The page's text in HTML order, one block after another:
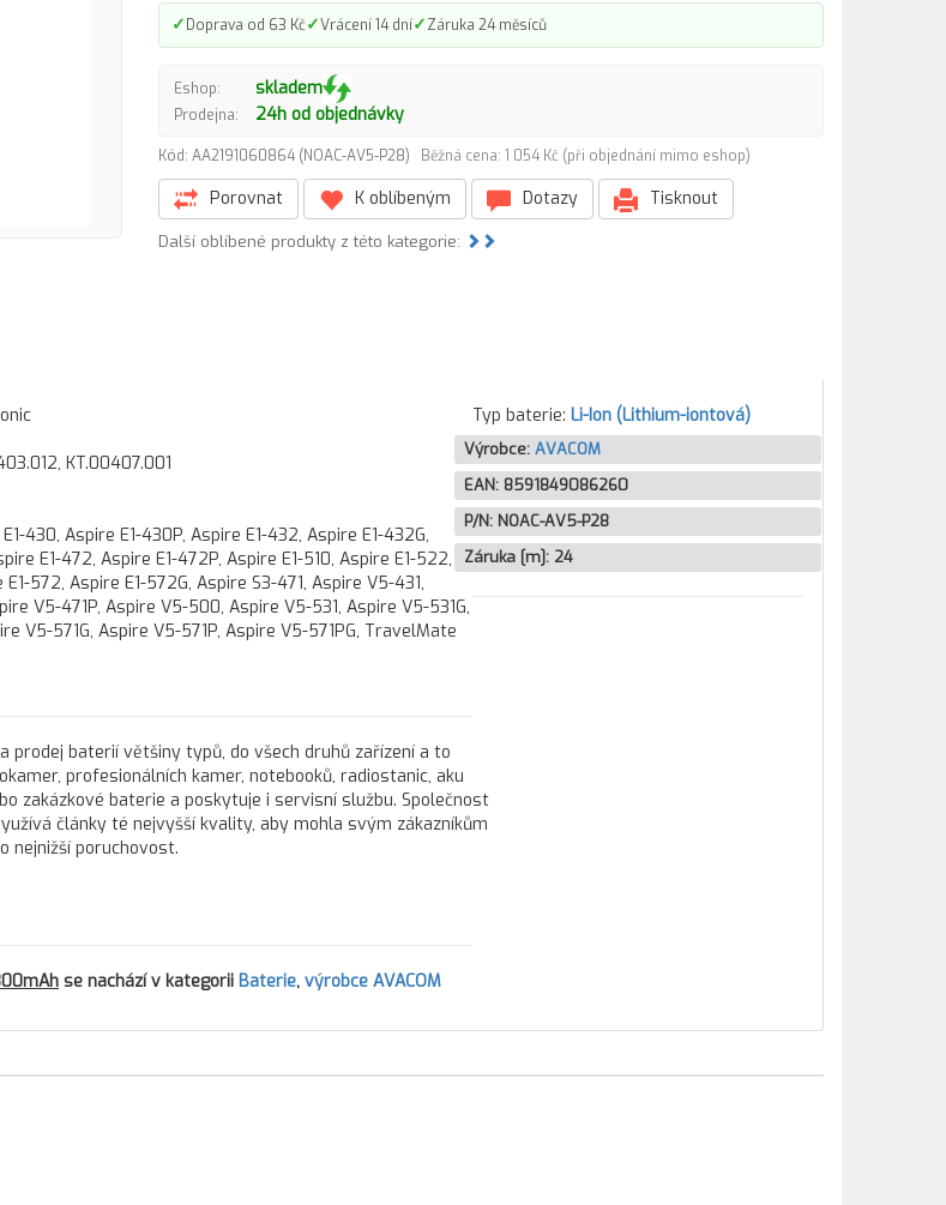
✓Doprava od 63 Kč✓Vrácení 14 dní✓Záruka 24 měsíců
Eshop: skladem
Prodejna: 24h od objednávky
Kód: AA2191060864 (NOAC-AV5-P28) Běžná cena: 1 054 Kč (při objednání mimo eshop)
Porovnat K oblíbeným Dotazy Tisknout
Další oblíbené produkty z této kategorie:
KT.00407.001
430, Aspire E1-430P, Aspire E1-432, Aspire E1-432G,
E1-472, Aspire E1-472P, Aspire E1-510, Aspire E1-522,
572, Aspire E1-572G, Aspire S3-471, Aspire V5-431,
V5-471P, Aspire V5-500, Aspire V5-531, Aspire V5-531G,
V5-571G, Aspire V5-571P, Aspire V5-571PG, TravelMate
prodej baterií většiny typů, do všech druhů zařízení a to
profesionálních kamer, notebooků, radiostanic, aku
zakázkové baterie a poskytuje i servisní službu. Společnost
články té nejvyšší kvality, aby mohla svým zákazníkům
nejnižší poruchovost.
se nachází v kategorii Baterie, výrobce AVACOM
Typ baterie: Li-Ion (Lithium-iontová)
Výrobce: AVACOM
EAN: 8591849086260
P/N: NOAC-AV5-P28
Záruka [m]: 24